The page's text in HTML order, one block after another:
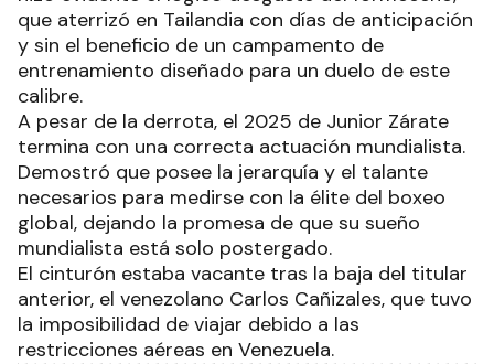
que aterrizó en Tailandia con días de anticipación
y sin el beneficio de un campamento de
entrenamiento diseñado para un duelo de este
calibre.
A pesar de la derrota, el 2025 de Junior Zárate
termina con una correcta actuación mundialista.
Demostró que posee la jerarquía y el talante
necesarios para medirse con la élite del boxeo
global, dejando la promesa de que su sueño
mundialista está solo postergado.
El cinturón estaba vacante tras la baja del titular
anterior, el venezolano Carlos Cañizales, que tuvo
la imposibilidad de viajar debido a las
restricciones aéreas en Venezuela.